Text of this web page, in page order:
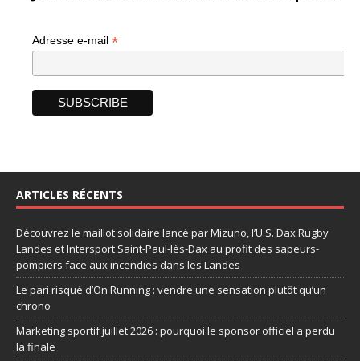
Adresse e-mail *
ARTICLES RÉCENTS
Découvrez le maillot solidaire lancé par Mizuno, l’U.S. Dax Rugby
Landes et Intersport Saint-Paul-lès-Dax au profit des sapeurs-
pompiers face aux incendies dans les Landes
Le pari risqué d’On Running : vendre une sensation plutôt qu’un
chrono
Marketing sportif juillet 2026 : pourquoi le sponsor officiel a perdu
la finale